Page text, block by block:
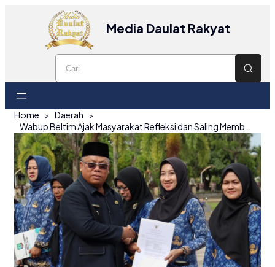
Media Daulat Rakyat
Home
Daerah